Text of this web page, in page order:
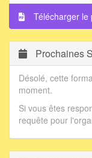
Télécharger le
Prochaines
Désolé, cette
moment.
Si vous êtes
requête pour